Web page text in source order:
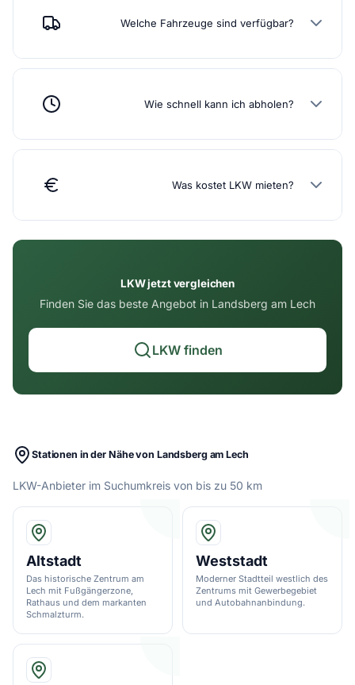
Welche Fahrzeuge sind verfügbar?
Wie schnell kann ich abholen?
Was kostet LKW mieten?
LKW jetzt vergleichen
Finden Sie das beste Angebot in Landsberg am Lech
LKW finden
Stationen in der Nähe von Landsberg am Lech
LKW-Anbieter im Suchumkreis von bis zu 50 km
Altstadt
Das historische Zentrum am
Lech mit Fußgängerzone,
Rathaus und dem markanten
Schmalzturm.
Weststadt
Moderner Stadtteil westlich des
Zentrums mit Gewerbegebiet
und Autobahnanbindung.